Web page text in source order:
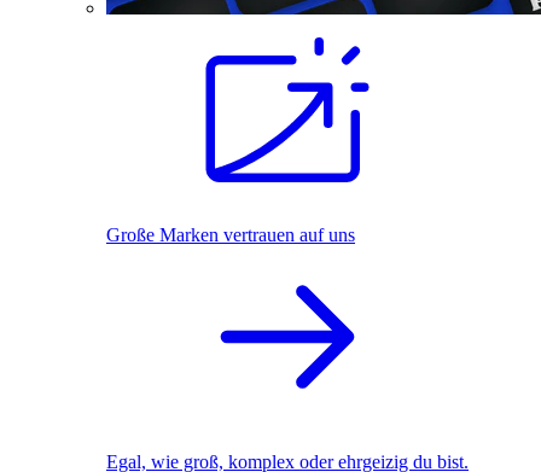
Große Marken vertrauen auf uns
Egal, wie groß, komplex oder ehrgeizig du bist.